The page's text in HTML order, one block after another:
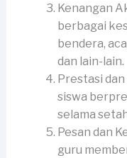
Kenangan
berbagai
bendera,
dan lain-lain.
Prestasi
siswa
selama
Pesan dan
guru